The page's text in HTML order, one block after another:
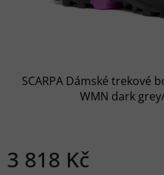
SCARPA Dámské trekové
WMN dark
3 818 Kč